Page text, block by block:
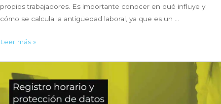
propios trabajadores. Es importante conocer en qué influye y
cómo se calcula la antigüedad laboral, ya que es un …
¿En
cómo
Leer más »